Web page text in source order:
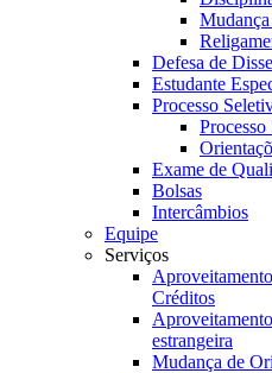
Defesa de
Estudante
Processo
Exame de
Bolsas
Intercâmbios
Equipe
Serviços
Créditos
estrangeira
Mudança de